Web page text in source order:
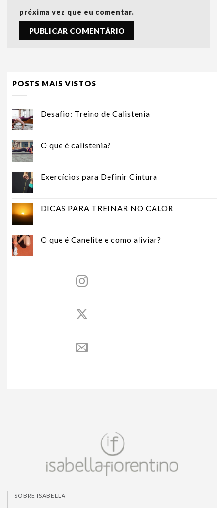
próxima vez que eu comentar.
POSTS MAIS VISTOS
Desafio: Treino de Calistenia
O que é calistenia?
Exercícios para Definir Cintura
DICAS PARA TREINAR NO CALOR
O que é Canelite e como aliviar?
SOBRE ISABELLA